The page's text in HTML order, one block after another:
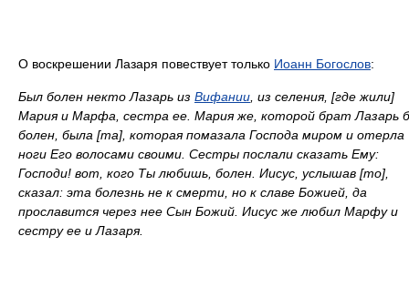
О воскрешении Лазаря повествует только Иоанн Богослов:
Был болен некто Лазарь из Вифании , из селения, [где жили]
Мария и Марфа, сестра ее. Мария же, которой брат Лазарь
болен, была [та], которая помазала Господа миром и отерла
ноги Его волосами своими. Сестры послали сказать Ему:
Господи! вот, кого Ты любишь, болен. Иисус, услышав [то],
сказал: эта болезнь не к смерти, но к славе Божией, да
прославится через нее Сын Божий. Иисус же любил Марфу и
сестру ее и Лазаря.